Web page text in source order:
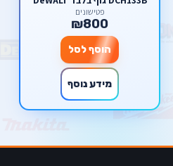
פטישונים
₪800
הוסף לסל
מידע נוסף